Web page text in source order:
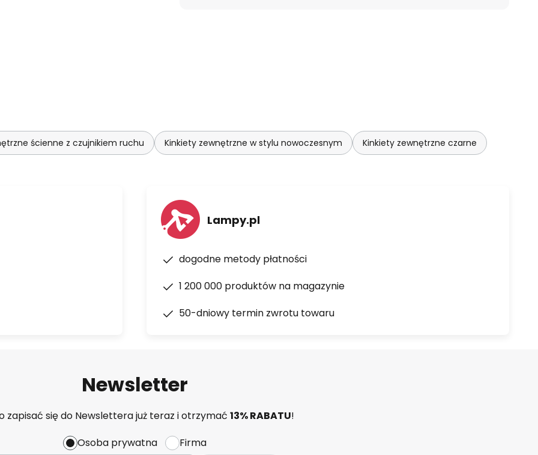
ścienne z czujnikiem ruchu Kinkiety zewnętrzne w stylu nowoczesnym Kinkiety zewnętrzne czarne
Lampy.pl
dogodne metody płatności
1 200 000 produktów na magazynie
50-dniowy termin zwrotu towaru
Newsletter
zapisać się do Newslettera już teraz i otrzymać 13% RABATU!
Osoba prywatna
Firma